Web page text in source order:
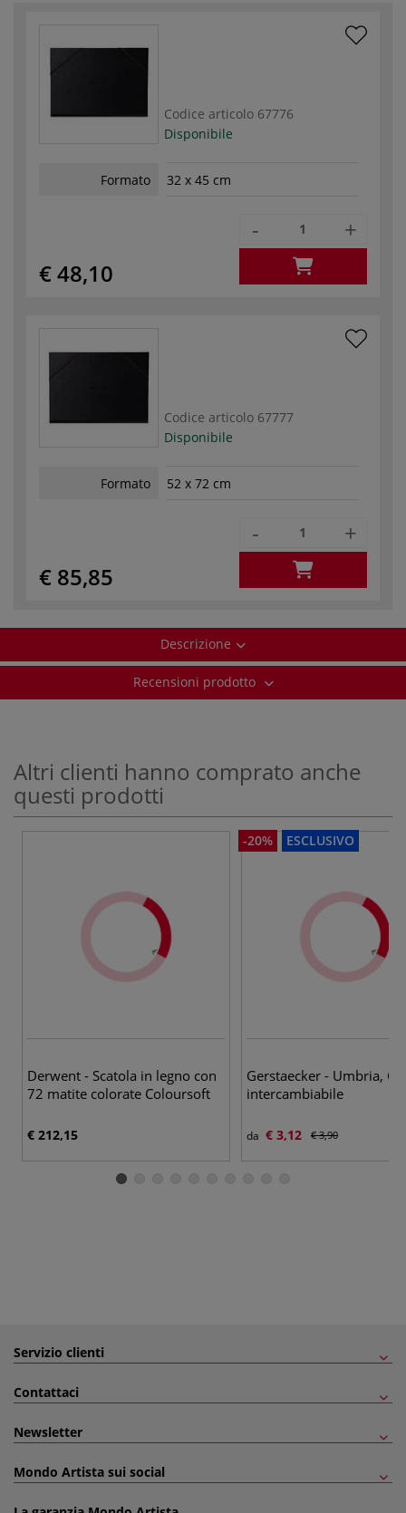
Codice articolo 67776
Disponibile
Formato 32 x 45 cm
€ 48,10
- +
Codice articolo 67777
Disponibile
Formato 52 x 72 cm
€ 85,85
- +
Descrizione
Recensioni prodotto
Altri clienti hanno comprato anche
questi prodotti
Derwent - Scatola in legno con
72 matite colorate Coloursoft
€ 212,15
-20% ESCLUSIVO
Gerstaecker - Umbria,
intercambiabile
da € 3,12 € 3,90
Servizio clienti
Contattaci
Newsletter
Mondo Artista sui social